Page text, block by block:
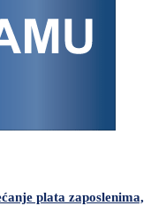
plata zaposlenima,